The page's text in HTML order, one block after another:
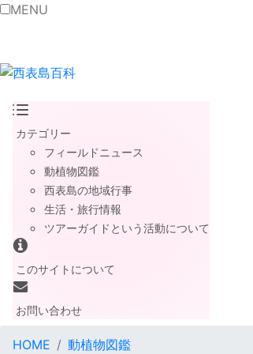
MENU
カテゴリー
フィールドニュース
動植物図鑑
西表島の地域行事
生活・旅行情報
ツアーガイドという活動について
このサイトについて
お問い合わせ
HOME 動植物図鑑